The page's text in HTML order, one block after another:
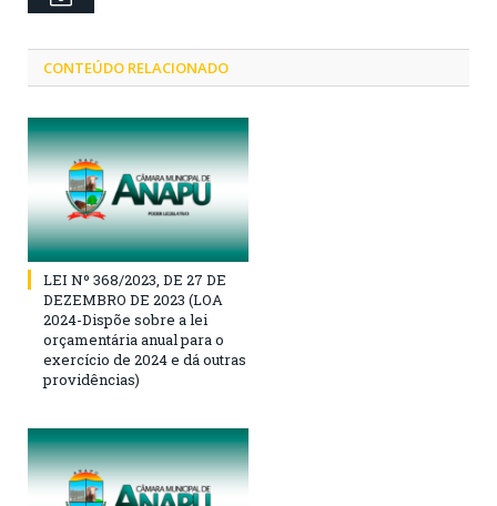
CONTEÚDO RELACIONADO
LEI Nº 368/2023, DE 27 DE
DEZEMBRO DE 2023 (LOA
2024-Dispõe sobre a lei
orçamentária anual para o
exercício de 2024 e dá outras
providências)